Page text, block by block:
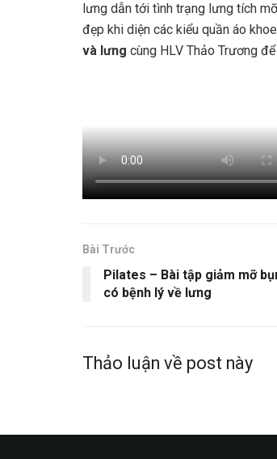
lưng dẫn tới tình trạng lưng tích
đẹp khi diện các kiểu quần áo
và lưng cùng HLV Thảo Trương
Bài Trước
Pilates – Bài tập giảm mỡ
có bệnh lý về lưng
Thảo luận về post này